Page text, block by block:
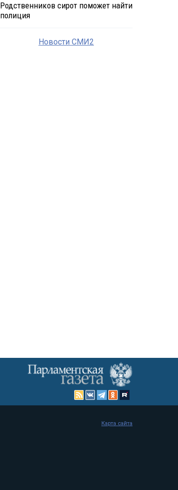
Родственников сирот поможет найти
полиция
Новости СМИ2
Карта сайта